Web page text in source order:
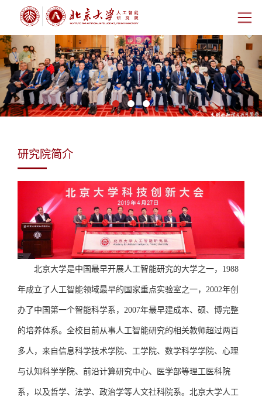
首页
研究院概况
师资团队
新闻公告
人才培养
招贤纳士
学生
Previous
研究院简介
北京大学是中国最早开展人工智能研究的大学之一，1988
年成立了人工智能领域最早的国家重点实验室之一，2002年创
办了中国第一个智能科学系，2007年最早建成本、硕、博完整
的培养体系。全校目前从事人工智能研究的相关教师超过两百
多人，来自信息科学技术学院、工学院、数学科学学院、心理
与认知科学学院、前沿计算研究中心、医学部等理工医科院
系，以及哲学、法学、政治学等人文社科院系。北京大学人工